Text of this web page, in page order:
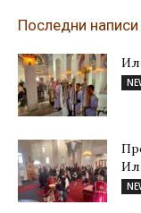
Последни